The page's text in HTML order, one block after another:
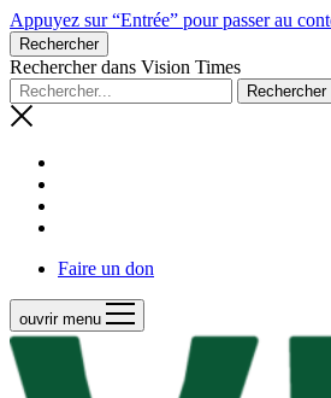
Appuyez sur “Entrée” pour passer au
Rechercher
Rechercher dans Vision Times
Faire un don
ouvrir menu